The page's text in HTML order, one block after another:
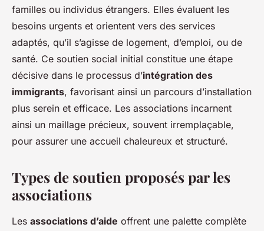
familles ou individus étrangers. Elles évaluent les
besoins urgents et orientent vers des services
adaptés, qu’il s’agisse de logement, d’emploi, ou de
santé. Ce soutien social initial constitue une étape
décisive dans le processus d’intégration des
immigrants, favorisant ainsi un parcours d’installation
plus serein et efficace. Les associations incarnent
ainsi un maillage précieux, souvent irremplaçable,
pour assurer une accueil chaleureux et structuré.
Types de soutien proposés par les
associations
Les associations d’aide offrent une palette complète